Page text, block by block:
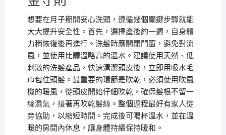
想要在月子期間安心洗頭，遵循幾個關鍵步驟就能
大大提升安全性。首先，選擇產後約一週，自身體
力稍恢復後再進行。洗髮時應關閉門窗，避免對流
風，並使用比體溫略高的溫水。建議使用天然、低
刺激的洗髮產品，快速清潔頭皮後，立即用吸水毛
巾包住頭髮。最重要的環節是吹乾，必須使用吹風
機的暖風，從頭皮開始仔細吹乾，確保髮根不留一
絲濕氣，接著再吹乾髮絲。整個過程最好有家人從
旁協助，以縮短時間。完成後可喝杯溫水，並在溫
暖的房間內休息，讓身體持續保持暖和。